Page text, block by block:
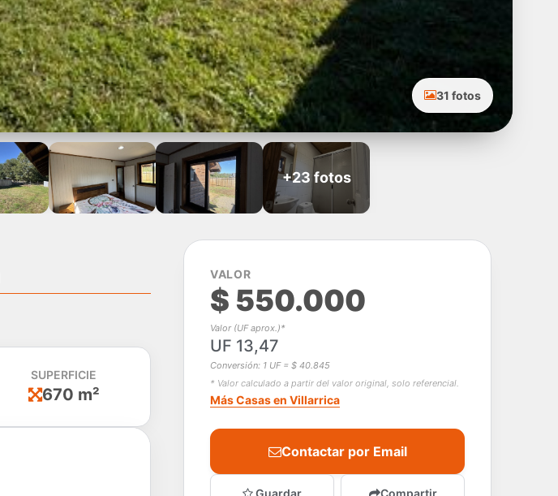
31 fotos
+23 fotos
SUPERFICIE
670 m²
VALOR
$ 550.000
Valor (UF aprox.)*
UF 13,47
Conversión: 1 UF = $ 40.845
* Valor calculado a partir del valor original, solo referencial.
Más Casas en Villarrica
Contactar por Email
Guardar Compartir